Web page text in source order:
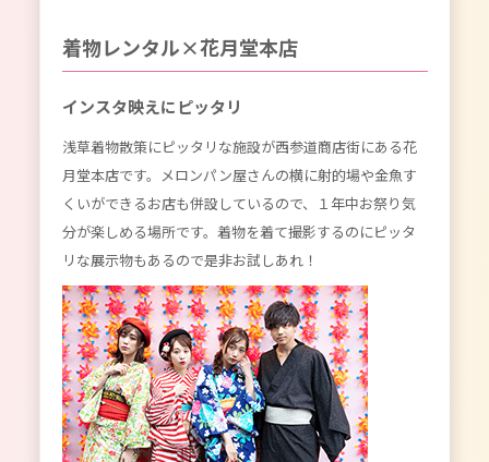
着物レンタル×花月堂本店
インスタ映えにピッタリ
浅草着物散策にピッタリな施設が西参道商店街にある花
月堂本店です。メロンパン屋さんの横に射的場や金魚す
くいができるお店も併設しているので、１年中お祭り気
分が楽しめる場所です。着物を着て撮影するのにピッタ
リな展示物もあるので是非お試しあれ！